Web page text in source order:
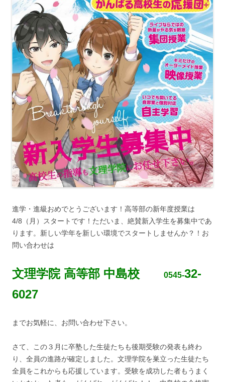
進学・進級おめでとうございます！高等部の新年度授業は
4/8（月）スタートです！ただいま、絶賛新入学生を募集中であ
ります。新しい学年を新しい環境でスタートしませんか？！お
問い合わせは
文理学院 高等部 中島校 0545-32-
6027
までお気軽に、お問い合わせ下さい。
さて、この３月に卒塾した生徒たちも後期受験の発表も終わ
り、全員の進路が確定しました。文理学院を巣立った生徒たち
全員をこれからも応援しています。受験を成功した者もうまく